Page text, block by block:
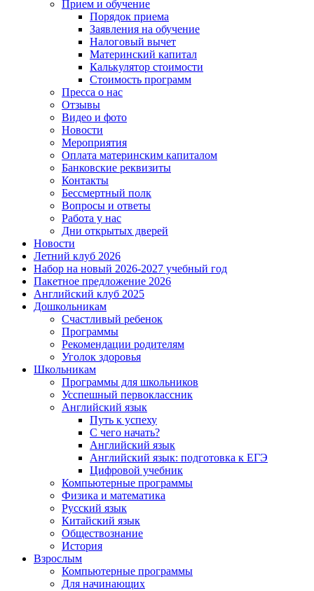
Прием и обучение
Порядок приема
Заявления на обучение
Налоговый вычет
Материнский капитал
Калькулятор стоимости
Стоимость программ
Пресса о нас
Отзывы
Видео и фото
Новости
Мероприятия
Оплата материнским капиталом
Банковские реквизиты
Контакты
Бессмертный полк
Вопросы и ответы
Работа у нас
Дни открытых дверей
Новости
Летний клуб 2026
Набор на новый 2026-2027 учебный год
Пакетное предложение 2026
Английский клуб 2025
Дошкольникам
Счастливый ребенок
Программы
Рекомендации родителям
Уголок здоровья
Школьникам
Программы для школьников
Усспешный первоклассник
Английский язык
Путь к успеху
С чего начать?
Английский язык
Английский язык: подготовка к ЕГЭ
Цифровой учебник
Компьютерные программы
Физика и математика
Русский язык
Китайский язык
Обществознание
История
Взрослым
Компьютерные программы
Для начинающих